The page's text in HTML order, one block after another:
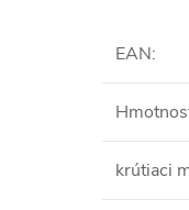
EAN:
krútiaci